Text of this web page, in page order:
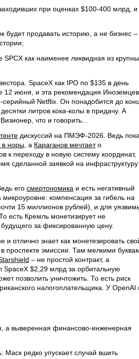
при оценках $100-400 млрд, и
будет продавать историю, а не бизнес –
как наименее ликвидная из
SpaceX как IPO по $135 в день
12 июня, и эта рекомендация
Netflix. Он понадобится до
литров кока-колы в придачу. А
что и говорить...
дискуссий на ПМЭФ-2026. Ведь пока
в норы , а Караганов мечтаето
к переходу в новую систему координат,
сделанной заявкой на инфраструктуру
его смертономика и есть негативный
компенсация за гибель на
15 миллионов рублей), и для
То есть Кремль монетизирует не
за фиксированную цену.
отлично знает как монетезировать
проспекте эмиссии. Там мелкими
– не простой контракт, а
SpaceX $2,29 млрд за орбитальную
позволить уничтожить. То есть риск
налогоплательщика. У OpenAI
а выверенная финансово-инженерная
редко упускает случай вшить